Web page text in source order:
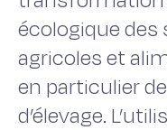
écologique
agricoles et
en particulier
d’élevage.